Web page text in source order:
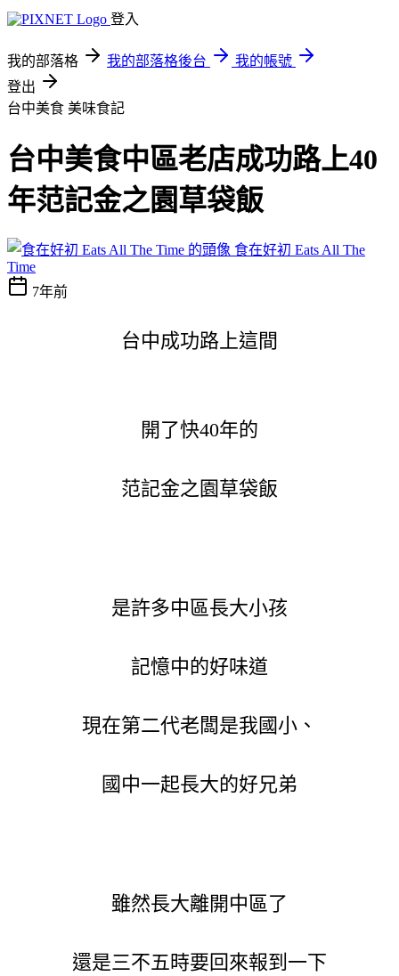
登入
我的部落格 我的部落格後台
我的帳號
登出
台中美食 美味食記
台中美食中區老店成功路上40
年范記金之園草袋飯
食在好初 Eats All The
Time
7年前
台中成功路上這間
開了快40年的
范記金之園草袋飯
是許多中區長大小孩
記憶中的好味道
現在第二代老闆是我國小、
國中一起長大的好兄弟
雖然長大離開中區了
還是三不五時要回來報到一下